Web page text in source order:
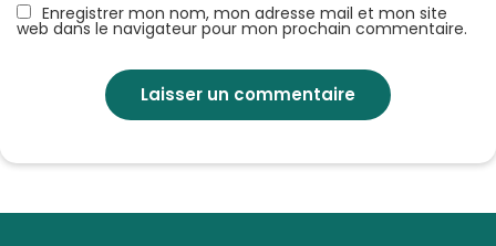
Enregistrer mon nom, mon adresse mail et mon site
web dans le navigateur pour mon prochain commentaire.